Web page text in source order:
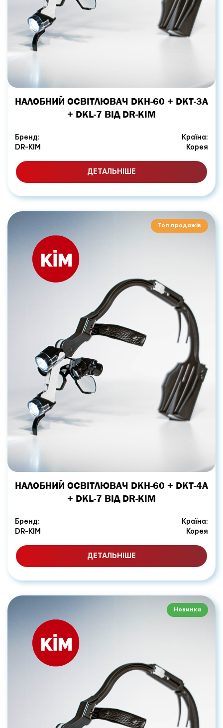
НАЛОБНИЙ ОСВІТЛЮВАЧ DKH-60 + DKT-3A
+ DKL-7 ВІД DR-KIM
Бренд:
DR-KIM
Країна:
Корея
ДЕТАЛЬНІШЕ
Топ продажів
НАЛОБНИЙ ОСВІТЛЮВАЧ DKH-60 + DKT-4A
+ DKL-7 ВІД DR-KIM
Бренд:
DR-KIM
Країна:
Корея
ДЕТАЛЬНІШЕ
Новинка